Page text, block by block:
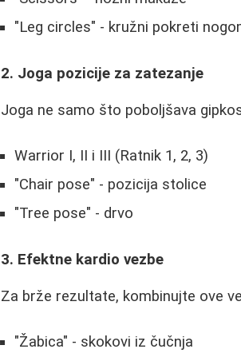
"Leg circles" - kružni pokreti
2. Joga pozicije za zatezanje
Joga ne samo što poboljšava
Warrior I, II i III (Ratnik 1, 2, 3)
"Chair pose" - pozicija stolice
"Tree pose" - drvo
3. Efektne kardio vezbe
Za brže rezultate, kombinujte ove
"Žabica" - skokovi iz čučnja